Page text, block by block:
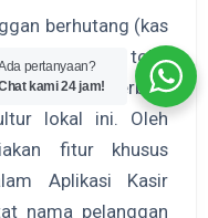
berhutang (kas
terutama di toko
Kasir Terbaik
lokal ini. Oleh
fitur khusus
Aplikasi Kasir
nama pelanggan
pertanyaan?
kami 24 jam!